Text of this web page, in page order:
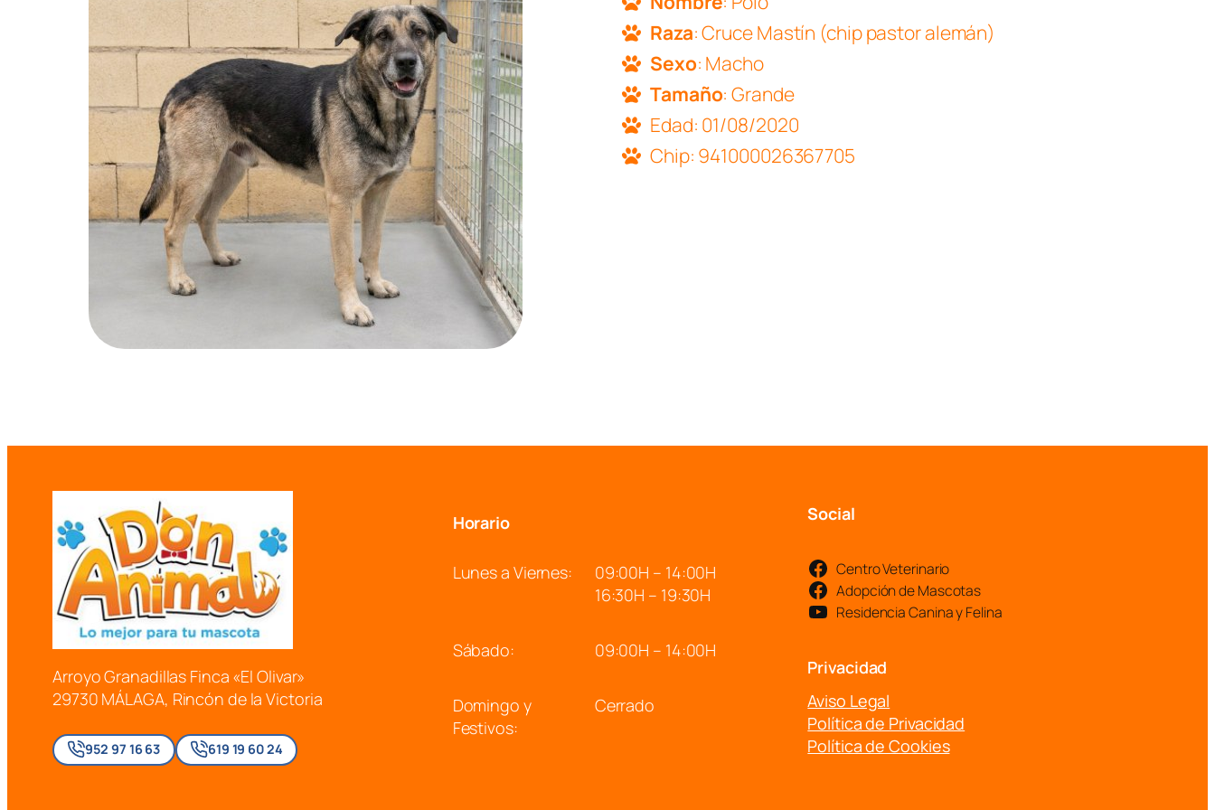
Raza: Cruce Mastín (chip pastor alemán)
Sexo: Macho
Tamaño: Grande
Edad: 01/08/2020
Chip: 941000026367705
Arroyo Granadillas Finca «El Olivar»
29730 MÁLAGA, Rincón de la Victoria
952 97 16 63 619 19 60 24
Horario
Lunes a Viernes:
09:00H – 14:00H
16:30H – 19:30H
Sábado: 09:00H – 14:00H
Domingo y
Festivos:
Cerrado
Social
Centro Veterinario
Adopción de Mascotas
Residencia Canina y Felina
Privacidad
Aviso Legal
Política de Privacidad
Política de Cookies